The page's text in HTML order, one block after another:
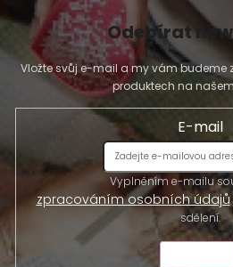
Odebírat
Vložte svůj e-mail a my vám budeme
produktech na
E-mail
Vyplněním e-mailu
zpracováním osobních údajů
sdělení.